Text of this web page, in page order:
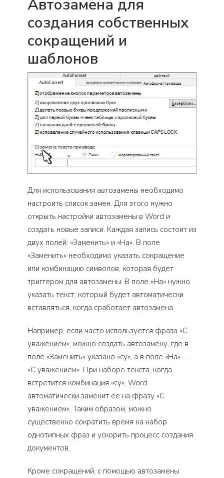
Автозамена для
создания собственных
сокращений и
шаблонов
Для использования автозамены необходимо
настроить список замен. Для этого нужно
открыть настройки автозамены в Word и
создать новые записи. Каждая запись состоит из
двух полей: «Заменить» и «На». В поле
«Заменить» необходимо указать сокращение
или комбинацию символов, которая будет
триггером для автозамены. В поле «На» нужно
указать текст, который будет автоматически
вставляться, когда сработает автозамена.
Например, если часто используется фраза «С
уважением», можно создать автозамену, где в
поле «Заменить» указано «су», а в поле «На» —
«С уважением». При наборе текста, когда
встретится комбинация «су», Word
автоматически заменит ее на фразу «С
уважением». Таким образом, можно
существенно сократить время на набор
однотипных фраз и ускорить процесс создания
документов.
Кроме сокращений, с помощью автозамены